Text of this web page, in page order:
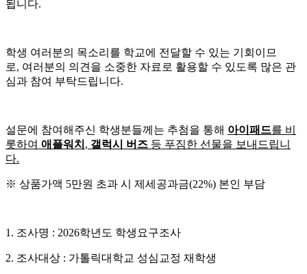
됩니다.
학생 여러분의 목소리를 학교에 전달할 수 있는 기회이므
로, 여러분의 의견을 소중한 자료로 활용할 수 있도록 많은 관
심과 참여 부탁드립니다.
설문에 참여해주신 학생분들께는 추첨을 통해 아이패드를 비
롯하여 애플워치 , 갤럭시 버즈 등 푸짐한 선물을 보내드립니
다.
※ 상품가액 5만원 초과 시 제세공과금(22%) 본인 부담
1. 조사명 : 2026학년도 학생요구조사
2. 조사대상 : 가톨릭대학교 성심교정 재학생